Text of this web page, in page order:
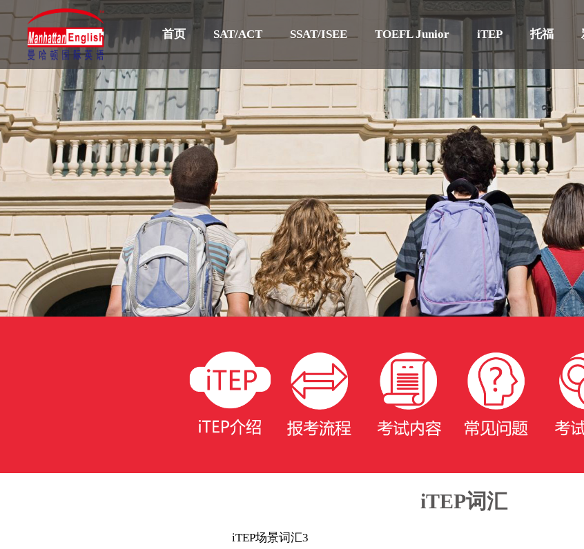
首页 SAT/ACT SSAT/ISEE TOEFL Junior iTEP 托福
iTEP词汇
iTEP场景词汇3